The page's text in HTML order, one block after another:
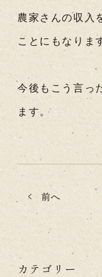
農家さんの収入
ことにもなりま
今後もこう言っ
ます。
前へ
カテゴリー